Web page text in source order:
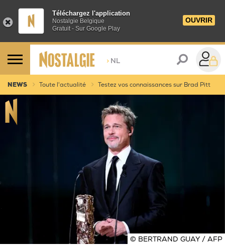
Téléchargez l'application
Nostalgie Belgique
Gratuit - Sur Google Play
OUVRIR
> NL
NEWS Toute l'actualité Testez vos connaissances sur Brad Pitt
© BERTRAND GUAY / AFP